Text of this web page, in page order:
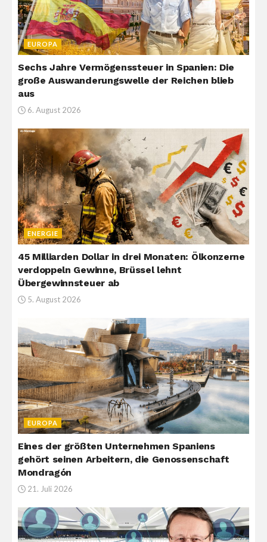
EUROPA
Sechs Jahre Vermögenssteuer in Spanien: Die
große Auswanderungswelle der Reichen blieb
aus
6. August 2026
ENERGIE
45 Milliarden Dollar in drei Monaten: Ölkonzerne
verdoppeln Gewinne, Brüssel lehnt
Übergewinnsteuer ab
5. August 2026
EUROPA
Eines der größten Unternehmen Spaniens
gehört seinen Arbeitern, die Genossenschaft
Mondragón
21. Juli 2026